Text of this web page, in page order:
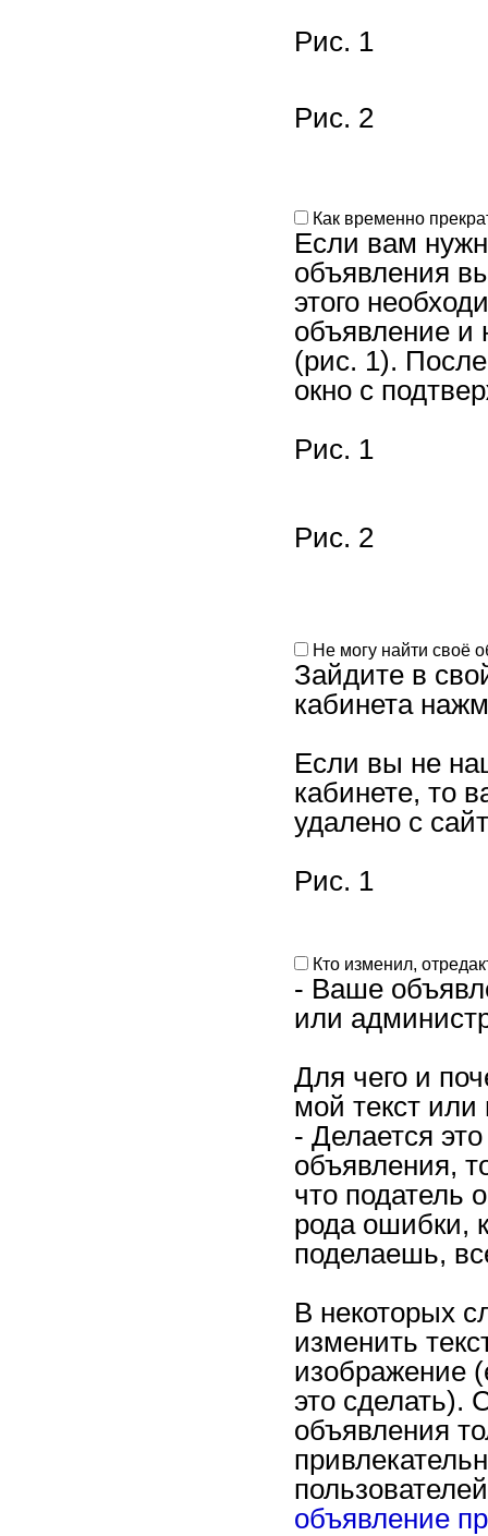
Рис. 1
Рис. 2
Как временно
Если вам
объявления
этого
объявление и
(рис. 1).
окно с
Рис. 1
Рис. 2
Не могу найти своё
Зайдите в
кабинета
Если вы не
кабинете, то
удалено с
Рис. 1
Кто изменил,
- Ваше
или
Для чего и
мой текст
- Делается
объявления,
что податель
рода ошибки,
поделаешь,
В некоторых
изменить
изображение
это сделать).
объявления
объявление